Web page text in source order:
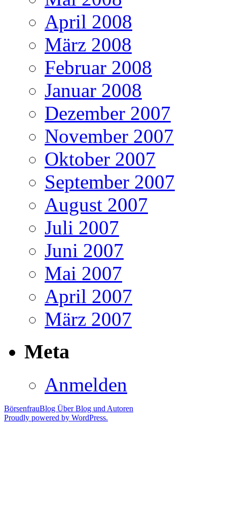
April 2008
März 2008
Februar 2008
Januar 2008
Dezember 2007
November 2007
Oktober 2007
September 2007
August 2007
Juli 2007
Juni 2007
Mai 2007
April 2007
März 2007
Meta
Anmelden
BörsenfrauBlog Über Blog und Autoren
Proudly powered by WordPress.